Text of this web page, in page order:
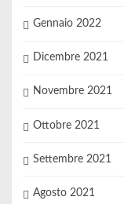
Gennaio 2022
Dicembre 2021
Novembre 2021
Ottobre 2021
Settembre 2021
Agosto 2021